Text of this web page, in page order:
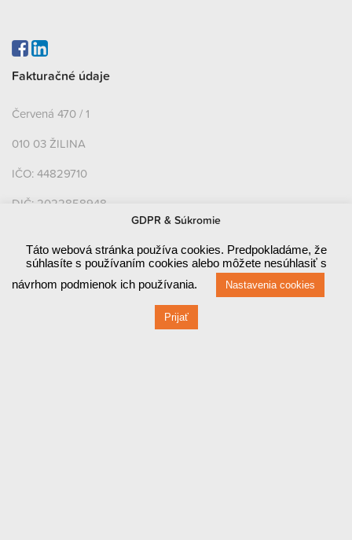
Fakturačné údaje
Červená 470 / 1
010 03 ŽILINA
IČO: 44829710
DIČ: 2022858948
Bankové údaje
SLOVENSKÁ SPORITEĽŇA, A.S.
SK46 0900 0000 0004 24998273
GDPR & Súkromie
Táto webová stránka používa cookies. Predpokladáme, že
súhlasíte s používaním cookies alebo môžete nesúhlasiť s
návrhom podmienok ich používania.
Nastavenia cookies
Prijať